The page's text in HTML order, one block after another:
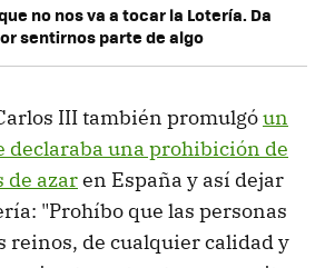
no nos va a tocar la Lotería. Da
sentirnos parte de algo
III también promulgóun
declaraba una prohibición de
de azaren España y así dejar
"Prohíbo que las personas
reinos, de cualquier calidad y